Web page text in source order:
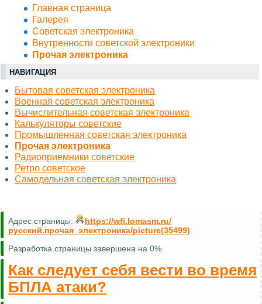
Главная страница
Галерея
Советская электроника
Внутренности советской электроники
Прочая электроника
НАВИГАЦИЯ
Бытовая советская электроника
Военная советская электроника
Вычислительная советская электроника
Калькуляторы советские
Промышленная советская электроника
Прочая электроника
Радиоприемники советские
Ретро советское
Самодельная советская электроника
Адрес страницы:
https://wfi.lomasm.ru/
русский.прочая_электроника/picture(35499)
Разработка страницы завершена на 0%
Как следует себя вести во время
БПЛА атаки?